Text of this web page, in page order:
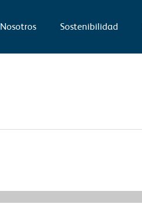
Nosotros Sostenibilidad